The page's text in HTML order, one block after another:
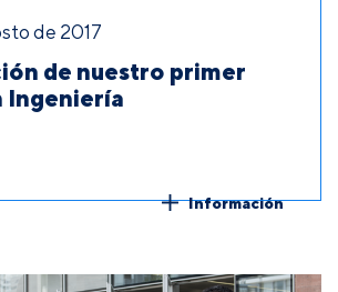
de 2017
de nuestro primer
Ingeniería
Información